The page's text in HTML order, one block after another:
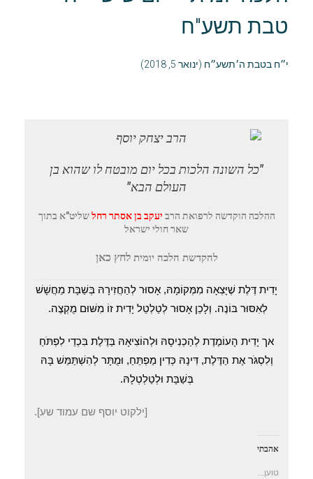
טבת תשע"ח
י״ח בטבת ה׳תשע״ח (ינואר 5, 2018)
"כל השונה הלכות בכל יום מובטח לו שהוא בן
העולם הבא"
ההלכה הוקדשה לרפואת הרב יעקב בן אסתר רחלשליט"א בתוך
שאר חולי ישראל
להקדשת הלכה יומיתלחץ כאן
יָדִית דֶּלֶת שֶׁיָּצְאָה מִמְּקוֹמָהּ, אָסוּר לְהַחֲזִירָהּ בְּשַׁבָּת מֵחֲשָׁשׁ
לְאִסּוּר בּוֹנֶה. וְלָכֵן אָסוּר לְטַלְטֵל יָדִית זוֹ מִשּׁוּם מֻקְצֶה.
אך יָדִית הָעוֹמֶדֶת לְהַכְנִיסָהּ וּלְהוֹצִיאָהּ בַּדֶּלֶת בִּכְדֵי לִפְתֹּחַ
וְלִסְגֹּר אֶת הַדֶּלֶת, דִּינָהּ כְּדִין מַפְתֵּחַ, וּמֻתָּר לְהִשְׁתַּמֵּשׁ בָּהּ
בְּשַׁבָּת וּלְטַלְטְלָהּ.
[ילקוט יוסף שם עמוד שע].
אהבתי
טוען...